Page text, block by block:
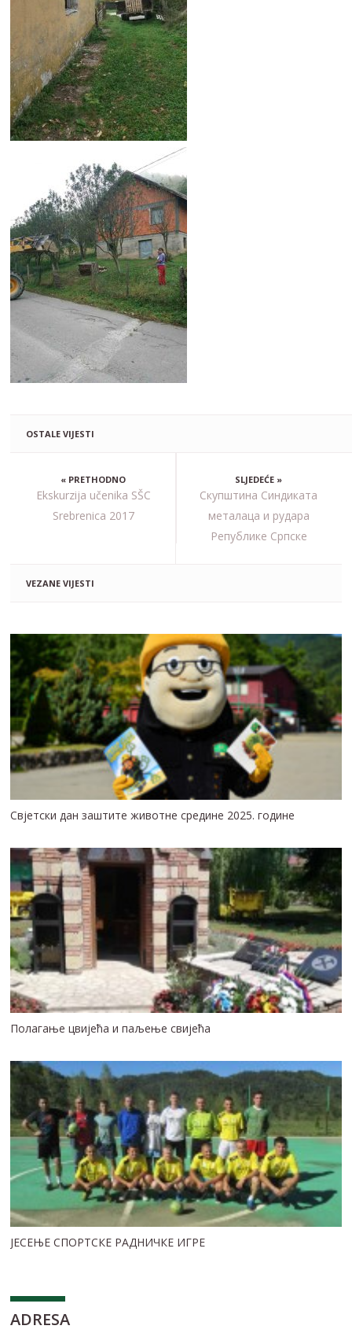
OSTALE VIJESTI
« PRETHODNO
Ekskurzija učenika SŠC
Srebrenica 2017
SLJEDEĆE »
Скупштина Синдиката
металаца и рудара
Републике Српске
VEZANE VIJESTI
Свјетски дан заштите животне средине 2025. године
Полагање цвијећа и паљење свијећа
ЈЕСЕЊЕ СПОРТСКЕ РАДНИЧКЕ ИГРЕ
ADRESA